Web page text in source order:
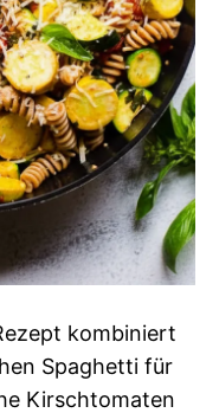
kombiniert
Spaghetti für
Kirschtomaten